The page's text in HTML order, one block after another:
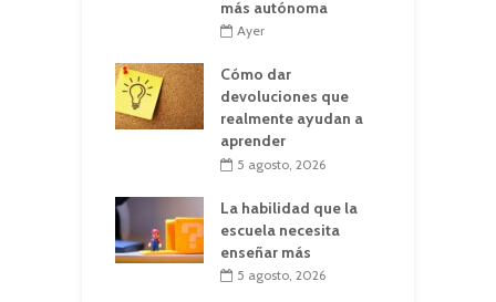
más autónoma
Ayer
Cómo dar
devoluciones que
realmente ayudan a
aprender
5 agosto, 2026
La habilidad que la
escuela necesita
enseñar más
5 agosto, 2026